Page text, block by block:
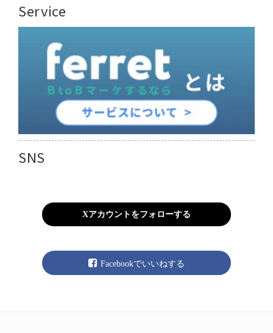
Service
SNS
Xアカウントをフォローする
Facebookでいいねする